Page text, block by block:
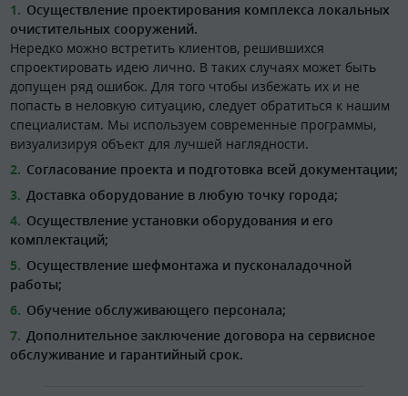
Осуществление проектирования комплекса локальных
очистительных сооружений.
Нередко можно встретить клиентов, решившихся
спроектировать идею лично. В таких случаях может быть
допущен ряд ошибок. Для того чтобы избежать их и не
попасть в неловкую ситуацию, следует обратиться к нашим
специалистам. Мы используем современные программы,
визуализируя объект для лучшей наглядности.
Согласование проекта и подготовка всей документации;
Доставка оборудование в любую точку города;
Осуществление установки оборудования и его
комплектаций;
Осуществление шефмонтажа и пусконаладочной
работы;
Обучение обслуживающего персонала;
Дополнительное заключение договора на сервисное
обслуживание и гарантийный срок.